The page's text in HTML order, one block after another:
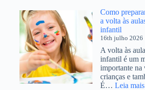
Dia
dos
Pais
Educação
Infantil
BNCC
Como
a volta às
infantil
16th julho 2026
A volta às
infantil é um
importante na
crianças e
É… Leia mais: